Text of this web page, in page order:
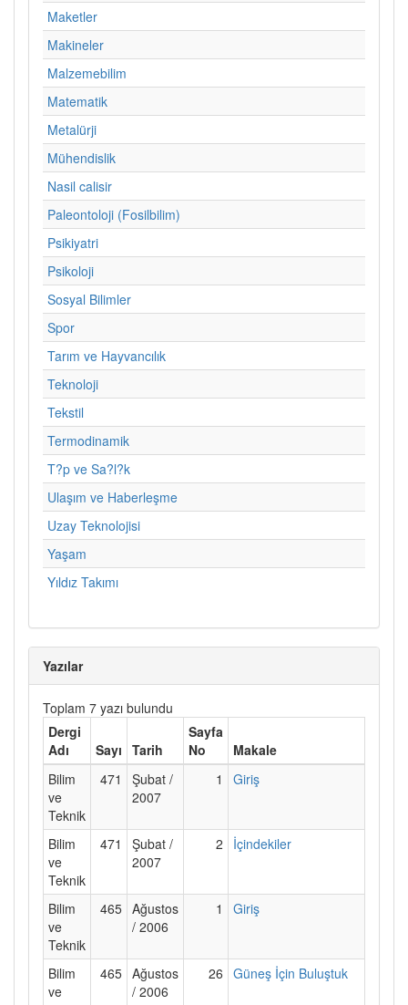
Maketler
Makineler
Malzemebilim
Matematik
Metalürji
Mühendislik
Nasil calisir
Paleontoloji (Fosilbilim)
Psikiyatri
Psikoloji
Sosyal Bilimler
Spor
Tarım ve Hayvancılık
Teknoloji
Tekstil
Termodinamik
T?p ve Sa?l?k
Ulaşım ve Haberleşme
Uzay Teknolojisi
Yaşam
Yıldız Takımı
Yazılar
Toplam 7 yazı bulundu
Dergi
Adı
Sayı Tarih
Sayfa
No
Makale
Bilim
ve
Teknik
471
Şubat /
2007
1 Giriş
Bilim
ve
Teknik
471
Şubat /
2007
2 İçindekiler
Bilim
ve
Teknik
465 Ağustos
/ 2006
1 Giriş
Bilim
ve
465 Ağustos
/ 2006
26 Güneş İçin Buluştuk